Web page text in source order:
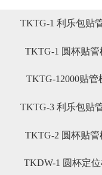
TKTG-1 利乐包贴
TKTG-1 圆杯贴管
TKTG-12000贴管
TKTG-3 利乐包贴
TKTG-2 圆杯贴管
TKDW-1 圆杯定